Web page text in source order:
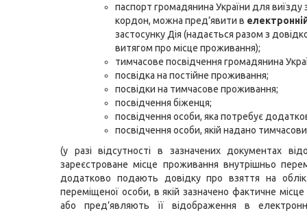
паспорт громадянина України для виїзду
кордон, можна пред’явити в
застосунку Дія (надається разом з
витягом про місце проживання);
тимчасове посвідчення громадянина
посвідка на постійне проживання;
посвідки на тимчасове проживання;
посвідчення біженця;
посвідчення особи, яка потребує
посвідчення особи, якій надано
(у разі відсутності в зазначених документах
зареєстроване місце проживання внутрішньо
додатково подають довідку про взяття на
переміщеної особи, в якій зазначено фактичне
або пред’являють її відображення в